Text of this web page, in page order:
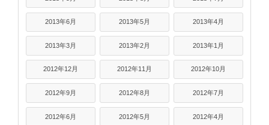
2013年6月 2013年5月 2013年4月
2013年3月 2013年2月 2013年1月
2012年12月 2012年11月 2012年10月
2012年9月 2012年8月 2012年7月
2012年6月 2012年5月 2012年4月